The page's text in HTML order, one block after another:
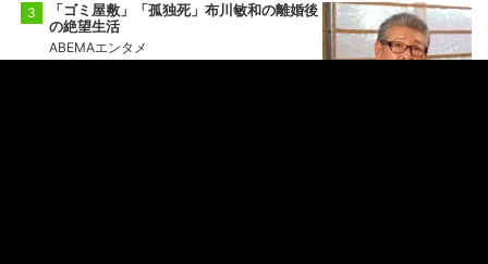
「ゴミ屋敷」「孤独死」布川敏和の離婚後
の絶望生活
ABEMAエンタメ